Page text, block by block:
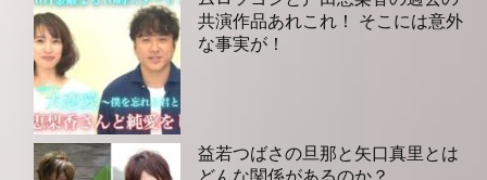
共演作品あれこれ！ そこには意外
な事実が！
益若つばさの旦那と矢口真里とは